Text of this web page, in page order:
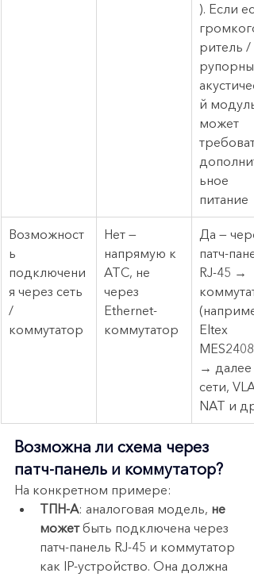
). Если
ритель /
й
может
ьное
питание
Возможност
ь
подключени
я через сеть
/
коммутатор
Нет —
напрямую к
АТС, не
через
Ethernet-
коммутатор
Да —
патч-
RJ-45 →
Eltex
→ далее
сети,
NAT и др.
Возможна ли схема через
патч-панель и коммутатор?
На конкретном примере:
ТПН-A: аналоговая модель, не
может быть подключена через
патч-панель RJ-45 и коммутатор
как IP-устройство. Она должна